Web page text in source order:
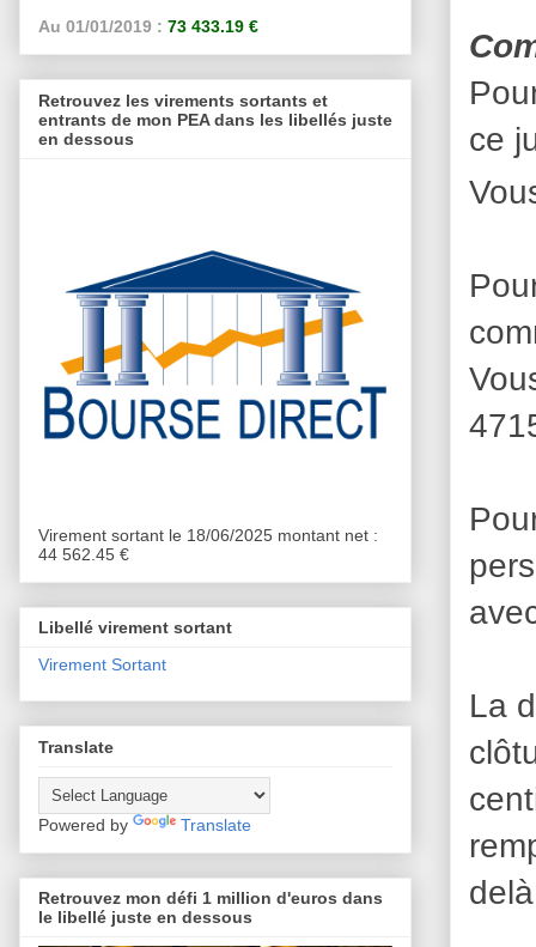
ce
La
Au 01/01/2019 : 73 433.19 €
Retrouvez les virements sortants et
entrants de mon PEA dans les libellés juste
en dessous
Virement sortant le 18/06/2025 montant net :
44 562.45 €
Libellé virement sortant
Virement Sortant
Translate
Powered by Translate
Retrouvez mon défi 1 million d'euros dans
le libellé juste en dessous